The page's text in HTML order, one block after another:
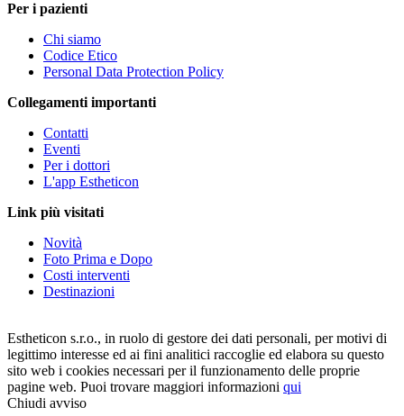
Per i pazienti
Chi siamo
Codice Etico
Personal Data Protection Policy
Collegamenti importanti
Contatti
Eventi
Per i dottori
L'app Estheticon
Link più visitati
Novità
Foto Prima e Dopo
Costi interventi
Destinazioni
Estheticon s.r.o., in ruolo di gestore dei dati personali, per motivi di
legittimo interesse ed ai fini analitici raccoglie ed elabora su questo
sito web i cookies necessari per il funzionamento delle proprie
pagine web. Puoi trovare maggiori informazioni qui
Chiudi avviso